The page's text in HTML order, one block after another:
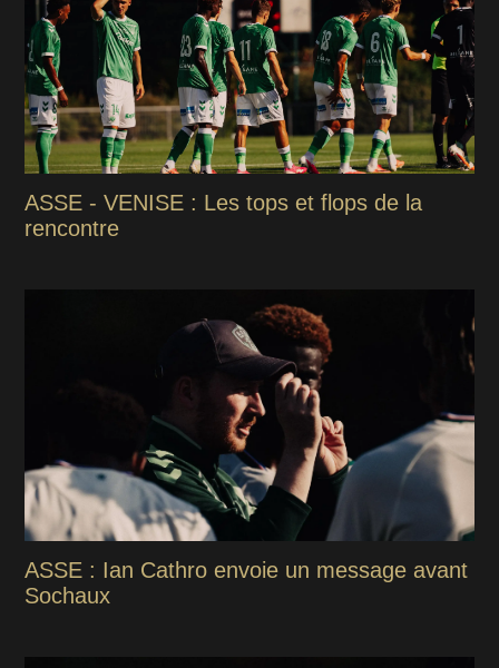
ASSE - VENISE : Les tops et flops de la
rencontre
ASSE : Ian Cathro envoie un message avant
Sochaux